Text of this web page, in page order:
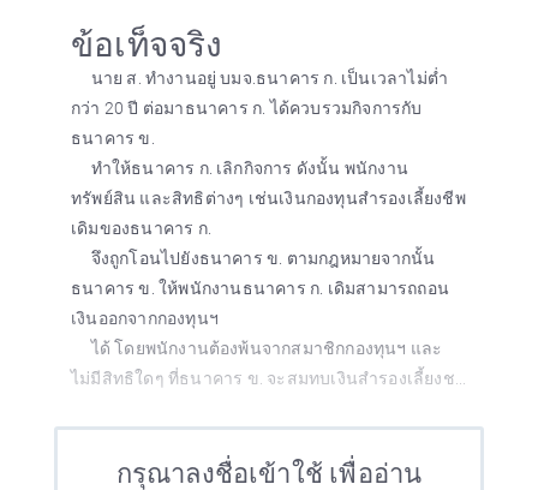
ข้อเท็จจริง
นาย ส. ทำงานอยู่ บมจ.ธนาคาร ก. เป็นเวลาไม่ต่ำ
กว่า 20 ปี ต่อมาธนาคาร ก. ได้ควบรวมกิจการกับ
ธนาคาร ข.
ทำให้ธนาคาร ก. เลิกกิจการ ดังนั้น พนักงาน
ทรัพย์สิน และสิทธิต่างๆ เช่นเงินกองทุนสำรองเลี้ยงชีพ
เดิมของธนาคาร ก.
จึงถูกโอนไปยังธนาคาร ข. ตามกฎหมายจากนั้น
ธนาคาร ข. ให้พนักงานธนาคาร ก. เดิมสามารถถอน
เงินออกจากกองทุนฯ
ได้ โดยพนักงานต้องพ้นจากสมาชิกกองทุนฯ และ
ไม่มีสิทธิใดๆ ที่ธนาคาร ข. จะสมทบเงินสำรองเลี้ยงช...
กรุณาลงชื่อเข้าใช้ เพื่ออ่าน